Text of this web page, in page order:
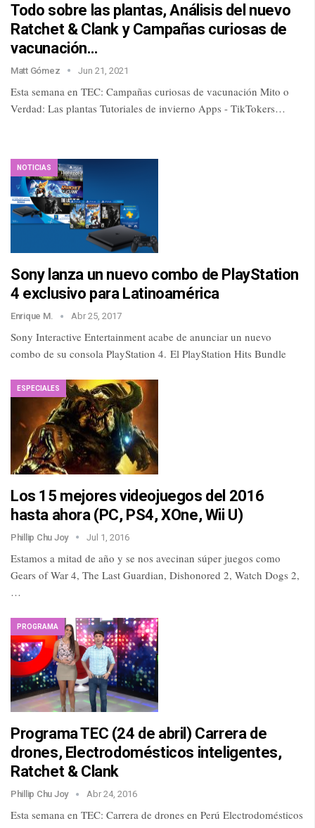
Todo sobre las plantas, Análisis del nuevo
Ratchet & Clank y Campañas curiosas de
vacunación…
Matt Gómez Jun 21, 2021
Esta semana en TEC: Campañas curiosas de vacunación Mito o
Verdad: Las plantas Tutoriales de invierno Apps - TikTokers…
NOTICIAS
Sony lanza un nuevo combo de PlayStation
4 exclusivo para Latinoamérica
Enrique M. Abr 25, 2017
Sony Interactive Entertainment acabe de anunciar un nuevo
combo de su consola PlayStation 4. El PlayStation Hits Bundle
ESPECIALES
Los 15 mejores videojuegos del 2016
hasta ahora (PC, PS4, XOne, Wii U)
Phillip Chu Joy Jul 1, 2016
Estamos a mitad de año y se nos avecinan súper juegos como
Gears of War 4, The Last Guardian, Dishonored 2, Watch Dogs 2,
…
PROGRAMA
Programa TEC (24 de abril) Carrera de
drones, Electrodomésticos inteligentes,
Ratchet & Clank
Phillip Chu Joy Abr 24, 2016
Esta semana en TEC: Carrera de drones en Perú Electrodomésticos